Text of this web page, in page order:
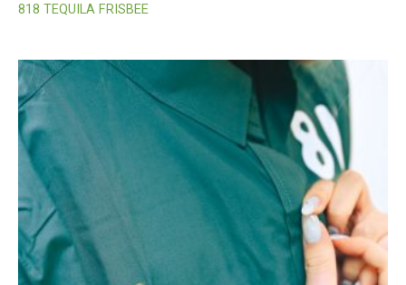
818 TEQUILA FRISBEE